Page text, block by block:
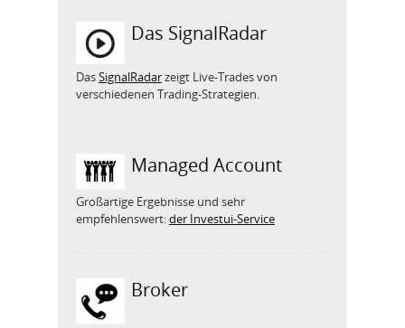
Das SignalRadar
DasSignalRadarzeigt Live-Trades von
verschiedenen Trading-Strategien.
Managed Account
Großartige Ergebnisse und sehr
empfehlenswert:der Investui-Service
Broker